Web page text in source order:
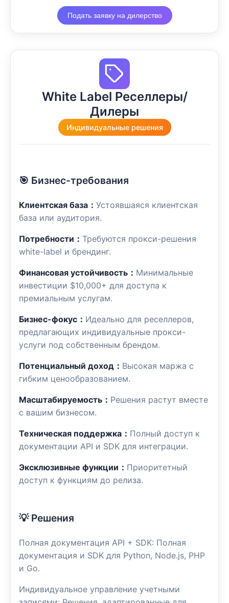
Подать заявку на дилерство
White Label Реселлеры/
Дилеры
Индивидуальные решения
🎯 Бизнес-требования
Клиентская база： Устоявшаяся клиентская
база или аудитория.
Потребности： Требуются прокси-решения
white-label и брендинг.
Финансовая устойчивость： Минимальные
инвестиции $10,000+ для доступа к
премиальным услугам.
Бизнес-фокус： Идеально для реселлеров,
предлагающих индивидуальные прокси-
услуги под собственным брендом.
Потенциальный доход： Высокая маржа с
гибким ценообразованием.
Масштабируемость： Решения растут вместе
с вашим бизнесом.
Техническая поддержка： Полный доступ к
документации API и SDK для интеграции.
Эксклюзивные функции： Приоритетный
доступ к функциям до релиза.
💡 Решения
Полная документация API + SDK: Полная
документация и SDK для Python, Node.js, PHP
и Go.
Индивидуальное управление учетными